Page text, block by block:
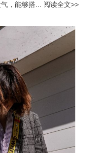
，能够搭...
阅读全文>>